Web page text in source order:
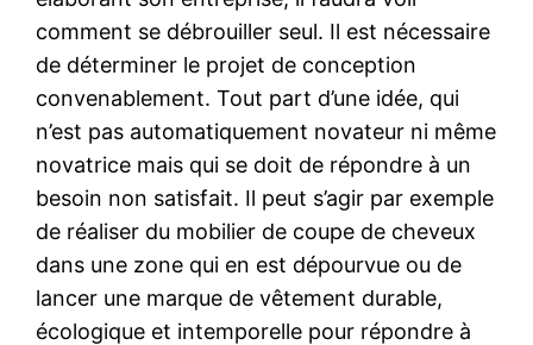
comment se débrouiller seul. Il est nécessaire
de déterminer le projet de conception
convenablement. Tout part d’une idée, qui
n’est pas automatiquement novateur ni même
novatrice mais qui se doit de répondre à un
besoin non satisfait. Il peut s’agir par exemple
de réaliser du mobilier de coupe de cheveux
dans une zone qui en est dépourvue ou de
lancer une marque de vêtement durable,
écologique et intemporelle pour répondre à